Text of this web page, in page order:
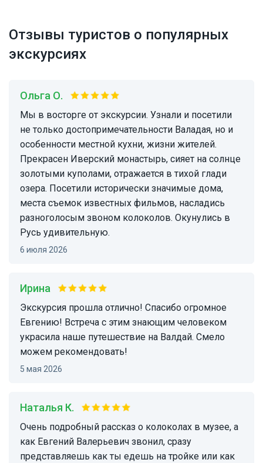
Отзывы туристов о популярных
экскурсиях
Ольга О.
Мы в восторге от экскурсии. Узнали и посетили
не только достопримечательности Валадая, но и
особенности местной кухни, жизни жителей.
Прекрасен Иверский монастырь, сияет на солнце
золотыми куполами, отражается в тихой глади
озера. Посетили исторически значимые дома,
места съемок известных фильмов, насладись
разноголосым звоном колоколов. Окунулись в
Русь удивительную.
6 июля 2026
Ирина
Экскурсия прошла отлично! Спасибо огромное
Евгению! Встреча с этим знающим человеком
украсила наше путешествие на Валдай. Смело
можем рекомендовать!
5 мая 2026
Наталья К.
Очень подробный рассказ о колоколах в музее, а
как Евгений Валерьевич звонил, сразу
представляешь как ты едешь на тройке или как